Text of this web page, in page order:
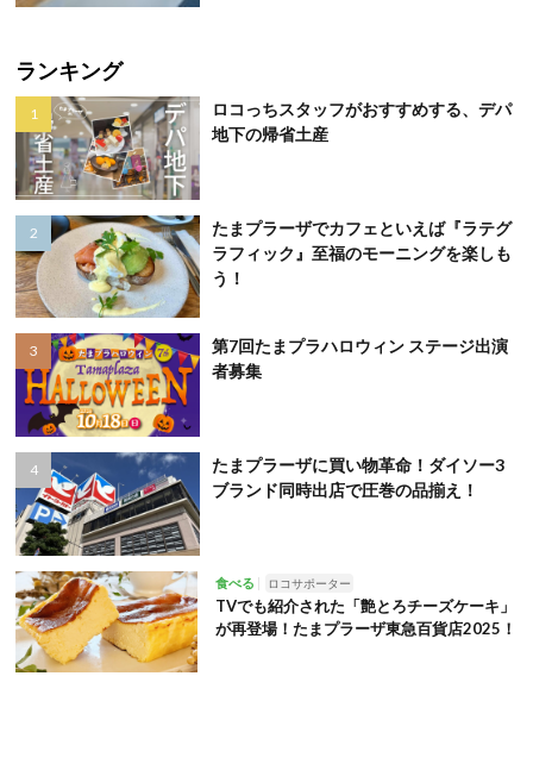
ランキング
ロコっちスタッフがおすすめする、デパ
地下の帰省土産
たまプラーザでカフェといえば『ラテグ
ラフィック』至福のモーニングを楽しも
う！
第7回たまプラハロウィン ステージ出演
者募集
たまプラーザに買い物革命！ダイソー3
ブランド同時出店で圧巻の品揃え！
食べる ロコサポーター
TVでも紹介された「艶とろチーズケーキ」
が再登場！たまプラーザ東急百貨店2025！